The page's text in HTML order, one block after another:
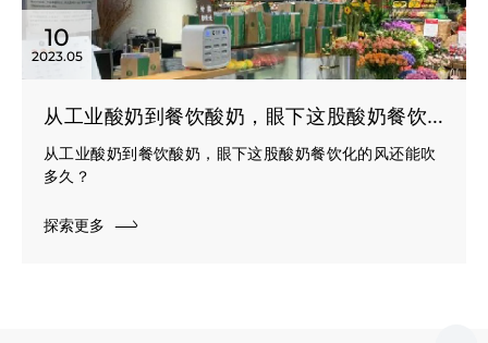
10
2023.05
从工业酸奶到餐饮酸奶，眼下这股酸奶餐饮化的风还能吹多久？
从工业酸奶到餐饮酸奶，眼下这股酸奶餐饮化的风还能吹
多久？
探索更多